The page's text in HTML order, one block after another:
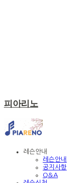
피아리노
레슨안내
레슨안내
공지사항
Q&A